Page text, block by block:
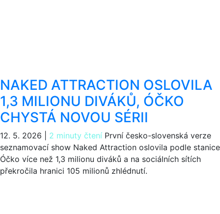
NAKED ATTRACTION OSLOVILA
1,3 MILIONU DIVÁKŮ, ÓČKO
CHYSTÁ NOVOU SÉRII
12. 5. 2026 2 minuty čtení První česko-slovenská verze
seznamovací show Naked Attraction oslovila podle stanice
Óčko více než 1,3 milionu diváků a na sociálních sítích
překročila hranici 105 milionů zhlédnutí.